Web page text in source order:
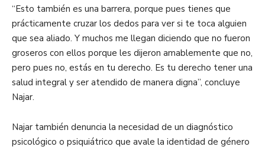
“Esto también es una barrera, porque pues tienes que
prácticamente cruzar los dedos para ver si te toca alguien
que sea aliado. Y muchos me llegan diciendo que no fueron
groseros con ellos porque les dijeron amablemente que no,
pero pues no, estás en tu derecho. Es tu derecho tener una
salud integral y ser atendido de manera digna”, concluye
Najar.
Najar también denuncia la necesidad de un diagnóstico
psicológico o psiquiátrico que avale la identidad de género